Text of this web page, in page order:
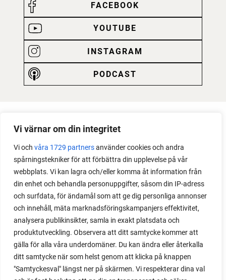
Vi värnar om din integritet
Vi och våra 1729 partnersanvänder cookies och andra
spårningstekniker för att förbättra din upplevelse på vår
webbplats. Vi kan lagra och/eller komma åt information från
din enhet och behandla personuppgifter, såsom din IP-adress
och surfdata, för ändamål som att ge dig personliga annonser
och innehåll, mäta marknadsföringskampanjers effektivitet,
analysera publikinsikter, samla in exakt platsdata och
produktutveckling. Observera att ditt samtycke kommer att
gälla för alla våra underdomäner. Du kan ändra eller återkalla
ditt samtycke när som helst genom att klicka på knappen
"Samtyckesval" längst ner på skärmen. Vi respekterar dina val
FACEBOOK
YOUTUBE
INSTAGRAM
PODCAST